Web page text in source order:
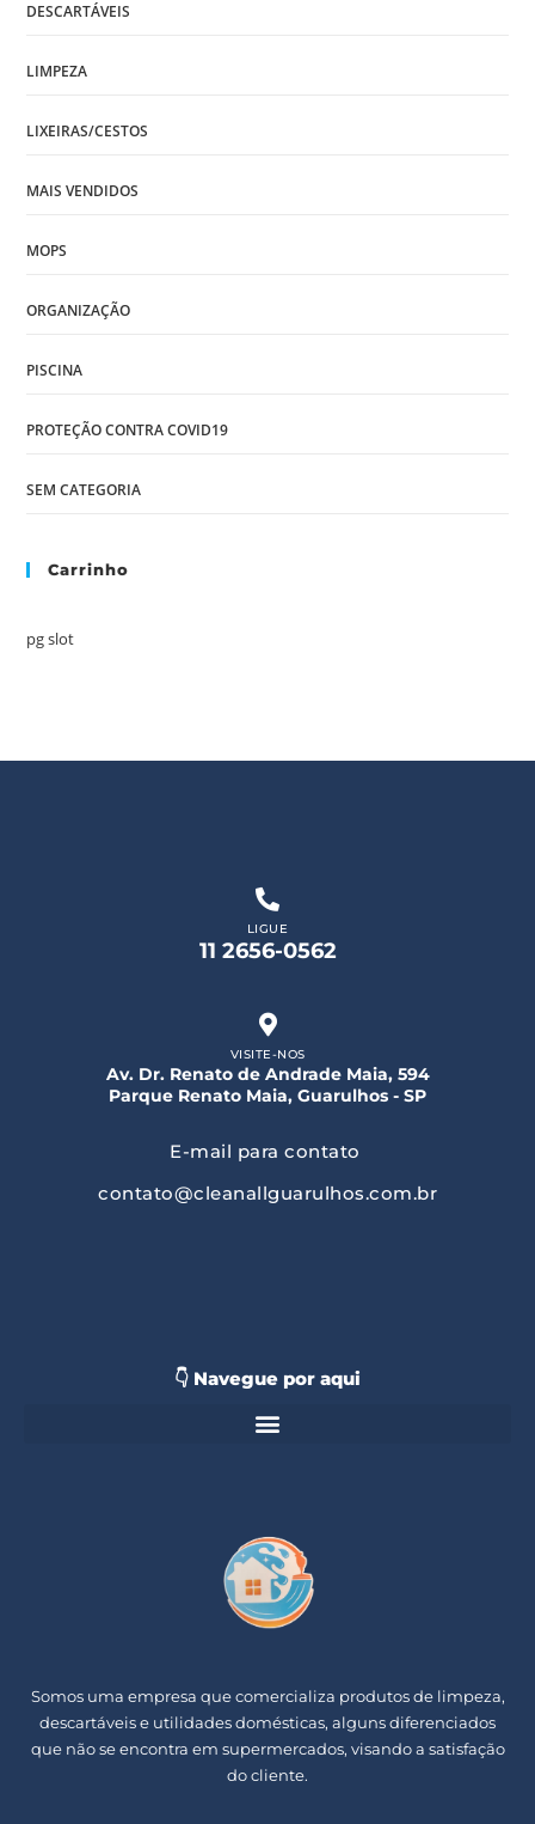
DESCARTÁVEIS
LIMPEZA
LIXEIRAS/CESTOS
MAIS VENDIDOS
MOPS
ORGANIZAÇÃO
PISCINA
PROTEÇÃO CONTRA COVID19
SEM CATEGORIA
Carrinho
pg slot
Somos uma empresa que comercializa produtos de limpeza,
descartáveis e utilidades domésticas, alguns diferenciados
que não se encontra em supermercados, visando a satisfação
do cliente.
👇 Navegue por aqui
LIGUE
11 2656-0562
VISITE-NOS
Av. Dr. Renato de Andrade Maia, 594
Parque Renato Maia, Guarulhos - SP
E-mail para contato
contato@cleanallguarulhos.com.br